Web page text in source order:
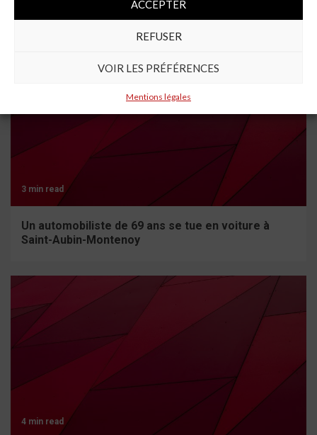
ACCEPTER
REFUSER
VOIR LES PRÉFÉRENCES
Mentions légales
À lire aussi
3 min read
Un automobiliste de 69 ans se tue en voiture à
Saint-Aubin-Montenoy
4 min read